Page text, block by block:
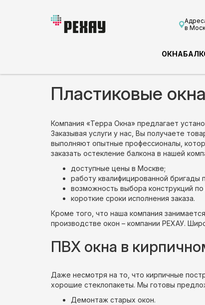
в
ОКНА
Пластиковые
Компания «Терра Окна» предлагает
Заказывая услуги у нас, Вы получаете
выполняют опытные профессионалы,
заказать остекление балкона в нашей
доступные цены в Москве;
работу квалифицированной бригады
возможность выбора конструкций
короткие сроки исполнения заказа.
Кроме того, что наша компания
производстве окон – компании РЕХАУ.
ПВХ окна в
Даже несмотря на то, что кирпичные
хорошие стеклопакеты. Мы готовы
Демонтаж старых окон.